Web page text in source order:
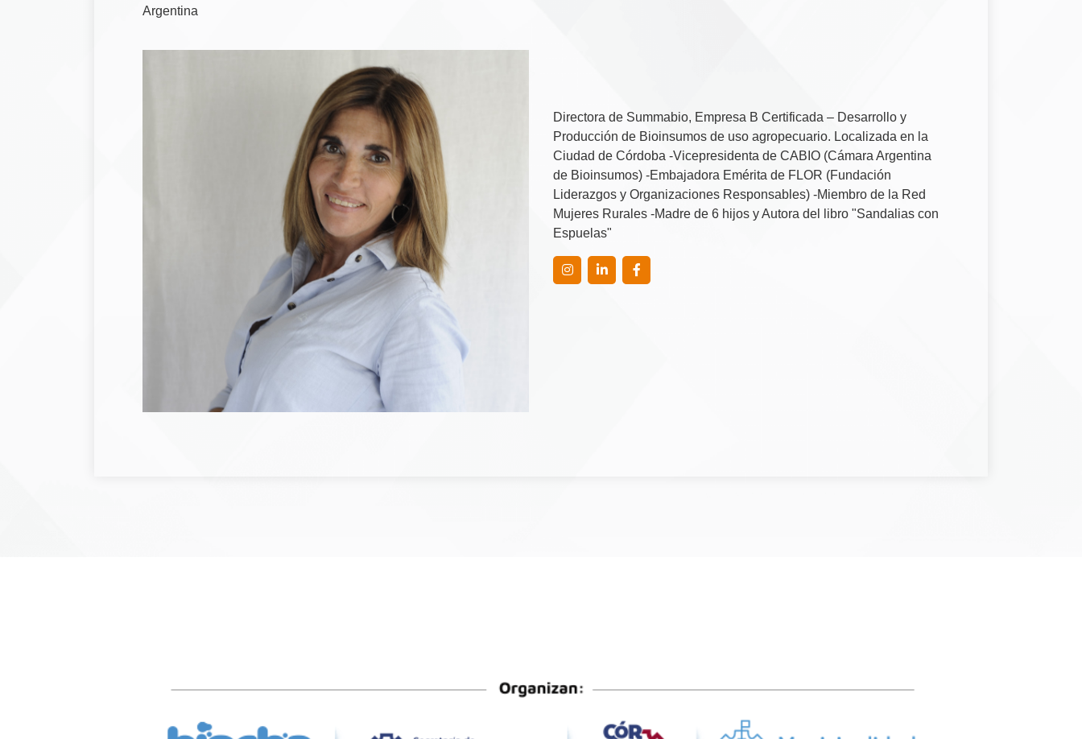
Argentina
Directora de Summabio, Empresa B Certificada – Desarrollo y
Producción de Bioinsumos de uso agropecuario. Localizada en la
Ciudad de Córdoba -Vicepresidenta de CABIO (Cámara Argentina
de Bioinsumos) -Embajadora Emérita de FLOR (Fundación
Liderazgos y Organizaciones Responsables) -Miembro de la Red
Mujeres Rurales -Madre de 6 hijos y Autora del libro "Sandalias con
Espuelas"